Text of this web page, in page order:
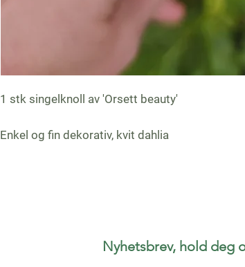
1 stk singelknoll av 'Orsett beauty'
Enkel og fin dekorativ, kvit dahlia
Nyhetsbrev, hold deg